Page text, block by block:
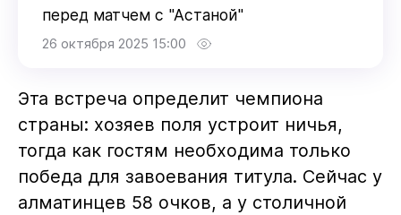
перед матчем с "Астаной"
26 октября 2025 15:00
Эта встреча определит чемпиона
страны: хозяев поля устроит ничья,
тогда как гостям необходима только
победа для завоевания титула. Сейчас у
алматинцев 58 очков, а у столичной